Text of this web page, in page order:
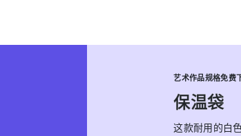
艺术作品规格免费
保温袋
这款耐用的白